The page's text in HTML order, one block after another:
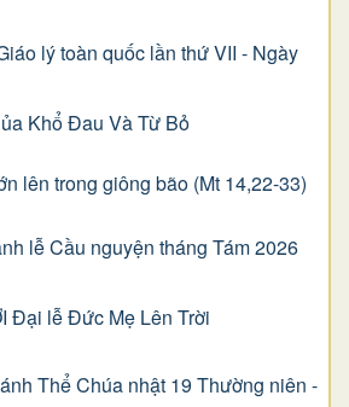
lý toàn quốc lần thứ VII - Ngày
Khổ Ðau Và Từ Bỏ
lên trong giông bão (Mt 14,22-33)
lễ Cầu nguyện tháng Tám 2026
Đại lễ Đức Mẹ Lên Trời
Thể Chúa nhật 19 Thường niên -